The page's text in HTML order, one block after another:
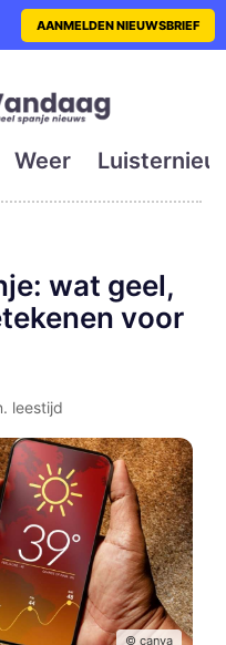
de eerste
AANMELDEN NIEUWSBRIEF
Weer
wat geel,
voor
leestijd
© canva